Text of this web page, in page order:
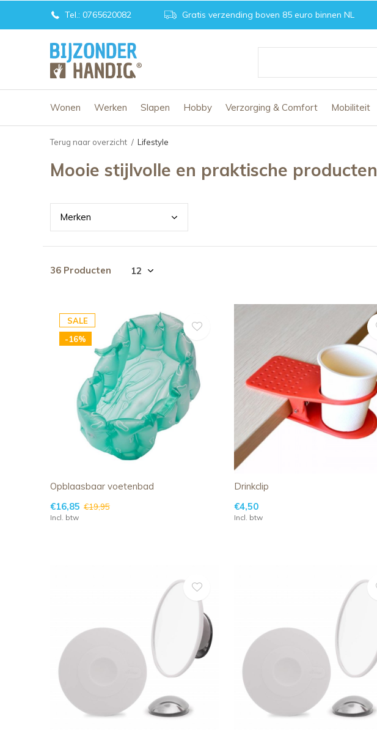
Wonen Werken Slapen Hobby Verzorging & Comfort Mobiliteit
Tel.: 0765620082 Gratis verzending boven 85 euro binnen NL
Terug naar overzicht Lifestyle
Mooie stijlvolle en praktische producten
Merken
36 Producten
SALE
-16%
Opblaasbaar voetenbad
€16,85 €19,95
Incl. btw
Drinkclip
€4,50
Incl. btw